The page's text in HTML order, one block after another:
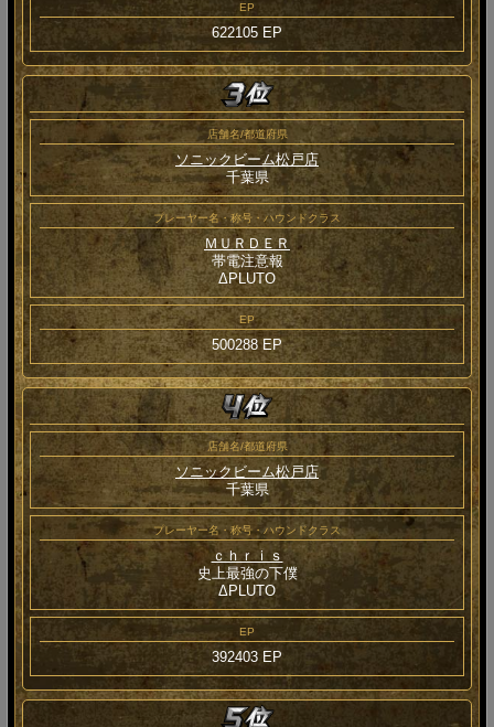
EP
622105 EP
店舗名/都道府県
ソニックビーム松戸店
千葉県
プレーヤー名・称号・ハウンドクラス
ＭＵＲＤＥＲ
帯電注意報
ΔPLUTO
EP
500288 EP
店舗名/都道府県
ソニックビーム松戸店
千葉県
プレーヤー名・称号・ハウンドクラス
ｃｈｒｉｓ
史上最強の下僕
ΔPLUTO
EP
392403 EP